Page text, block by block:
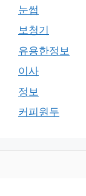
눈썹
보청기
유용한정보
이사
정보
커피원두